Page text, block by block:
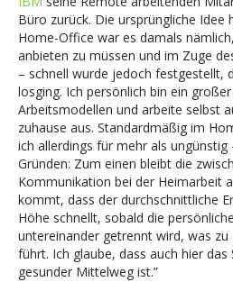
Büro zurück. Die ursprüngliche Idee
Home-Office war es damals
anbieten zu müssen und im Zuge
– schnell wurde jedoch festgestellt,
losging. Ich persönlich bin ein
Arbeitsmodellen und arbeite selbst
zuhause aus. Standardmäßig im
ich allerdings für mehr als ungünstig
Gründen: Zum einen bleibt die
Kommunikation bei der Heimarbeit
kommt, dass der durchschnittliche
Höhe schnellt, sobald die
untereinander getrennt wird, was
führt. Ich glaube, dass auch hier das
gesunder Mittelweg ist.”